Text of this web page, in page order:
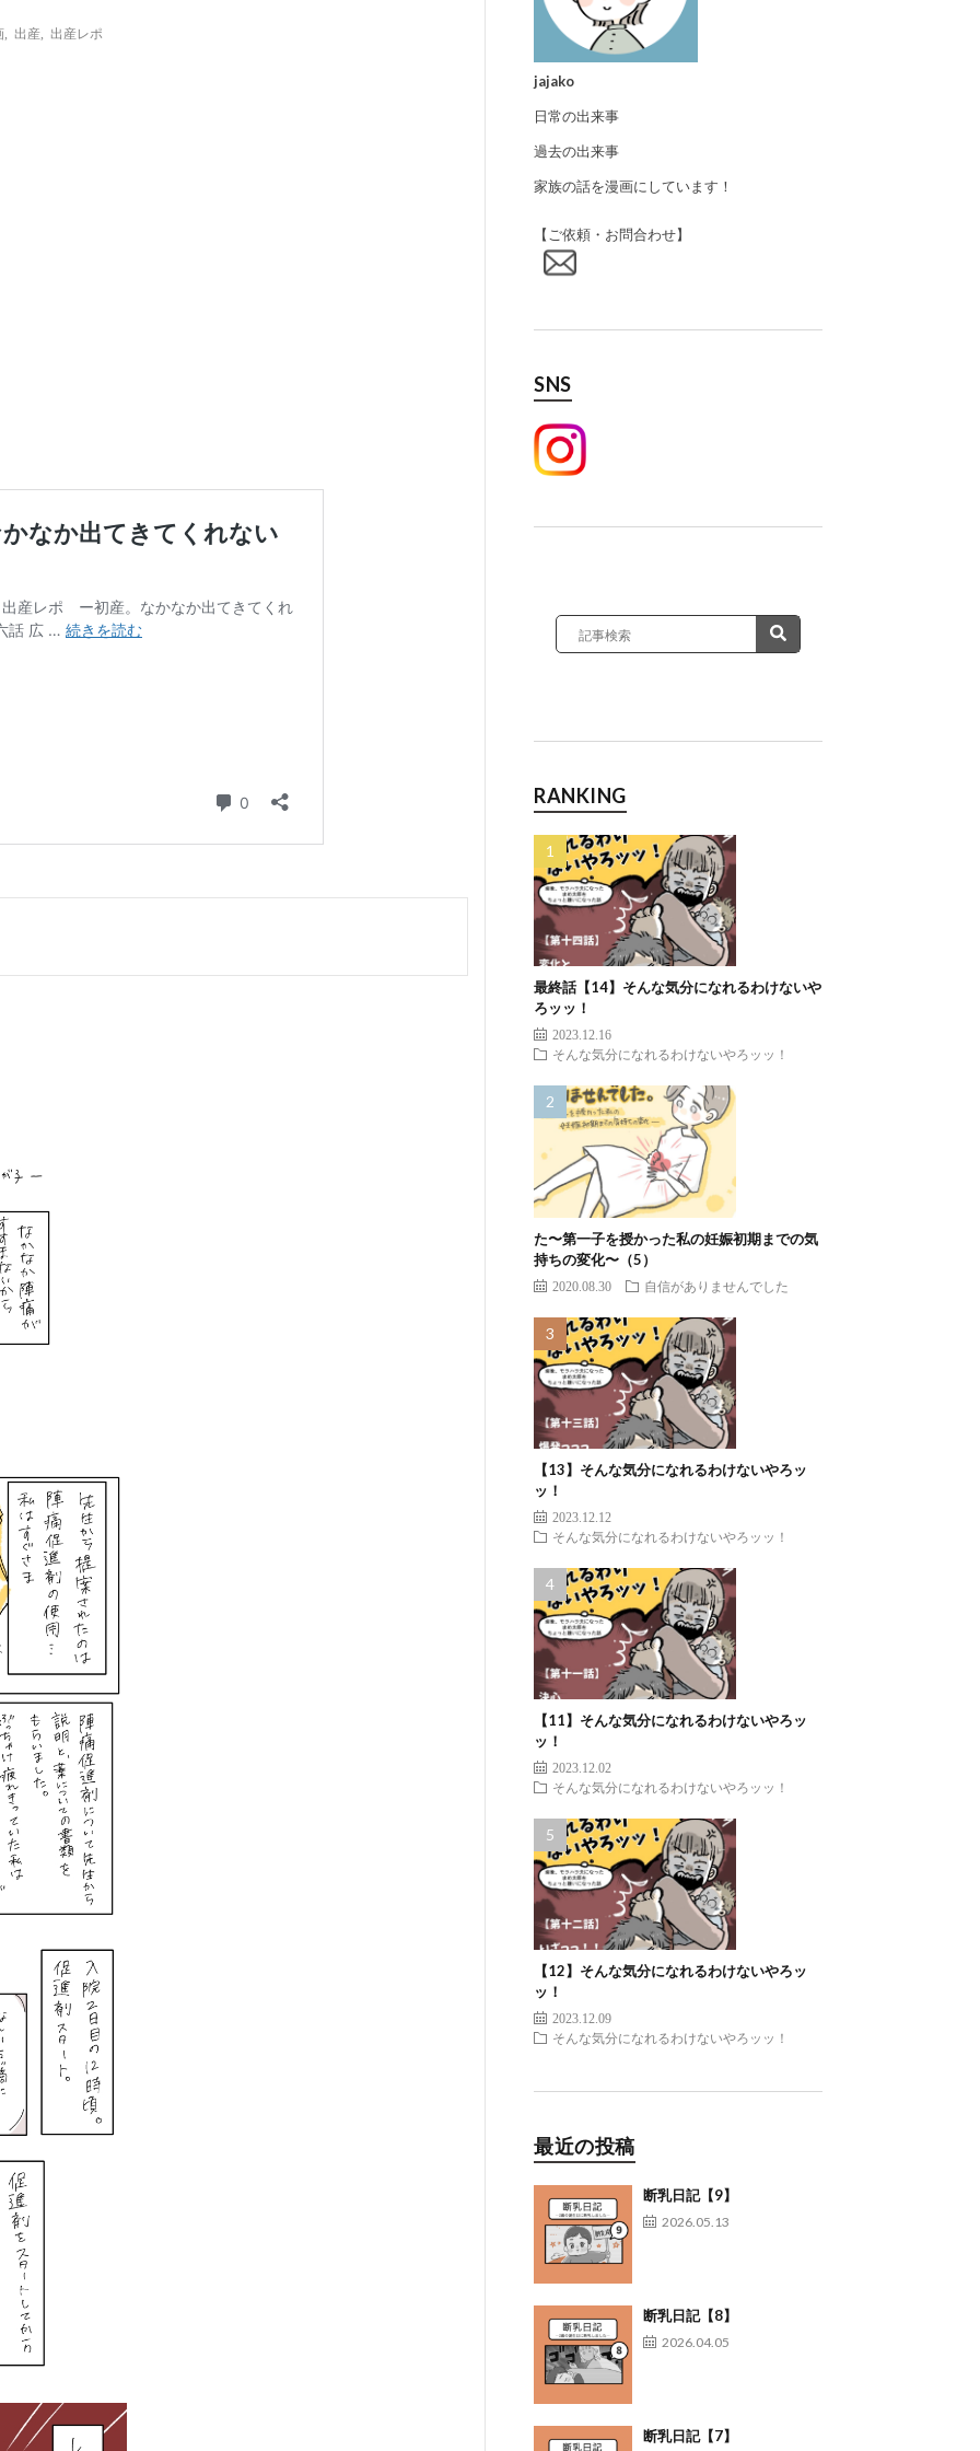
出産 出産レポ
jajako
日常の出来事
過去の出来事
家族の話を漫画にしています！
【ご依頼・お問合わせ】
SNS
RANKING
最終話【14】そんな気分になれるわけないや
ろッッ！
2023.12.16
そんな気分になれるわけないやろッッ！
た〜第一子を授かった私の妊娠初期までの気
持ちの変化〜（5）
2020.08.30 自信がありませんでした
【13】そんな気分になれるわけないやろッ
ッ！
2023.12.12
そんな気分になれるわけないやろッッ！
【11】そんな気分になれるわけないやろッ
ッ！
2023.12.02
そんな気分になれるわけないやろッッ！
【12】そんな気分になれるわけないやろッ
ッ！
2023.12.09
そんな気分になれるわけないやろッッ！
最近の投稿
断乳日記【9】
2026.05.13
断乳日記【8】
2026.04.05
断乳日記【7】